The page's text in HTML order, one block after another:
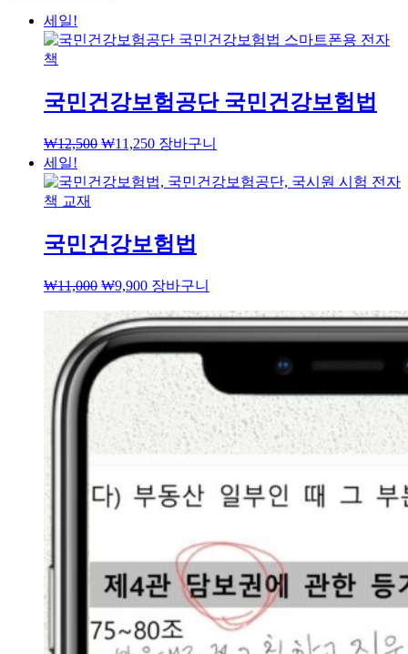
세일!
국민건강보험공단 국민건강보험법
₩12,500 ₩11,250 장바구니
세일!
국민건강보험법
₩11,000 ₩9,900 장바구니